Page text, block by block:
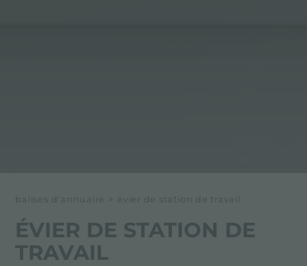
balises d'annuaire > évier de station de travail
ÉVIER DE STATION DE
TRAVAIL